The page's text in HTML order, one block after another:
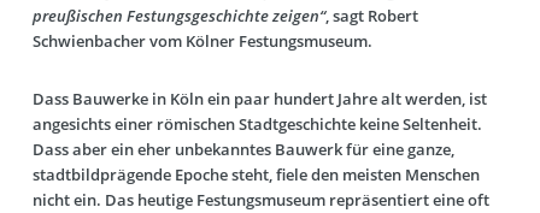
preußischen Festungsgeschichte zeigen“, sagt Robert
Schwienbacher vom Kölner Festungsmuseum.
Dass Bauwerke in Köln ein paar hundert Jahre alt werden, ist
angesichts einer römischen Stadtgeschichte keine Seltenheit.
Dass aber ein eher unbekanntes Bauwerk für eine ganze,
stadtbildprägende Epoche steht, fiele den meisten Menschen
nicht ein. Das heutige Festungsmuseum repräsentiert eine oft